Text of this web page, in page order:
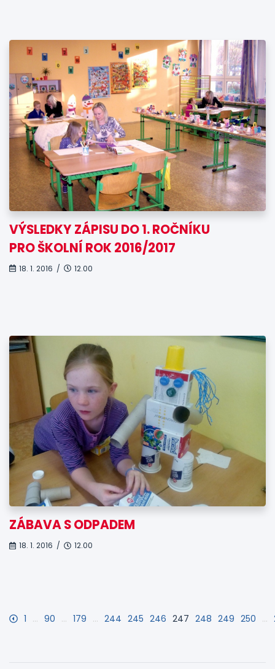
VÝSLEDKY ZÁPISU DO 1. ROČNÍKU
PRO ŠKOLNÍ ROK 2016/2017
18. 1. 2016 / 12.00
ZÁBAVA S ODPADEM
18. 1. 2016 / 12.00
1 … 90 … 179 … 244 245 246 247 248 249 250 …